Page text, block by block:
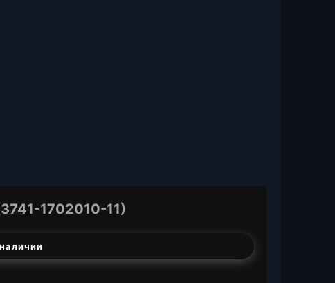
1702010-11)